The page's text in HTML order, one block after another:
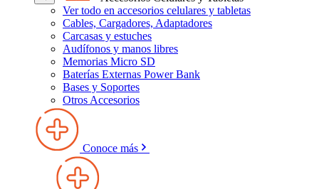
Ver todo en accesorios celulares y tabletas
Cables, Cargadores, Adaptadores
Carcasas y estuches
Audífonos y manos libres
Memorias Micro SD
Baterías Externas Power Bank
Bases y Soportes
Otros Accesorios
Conoce más